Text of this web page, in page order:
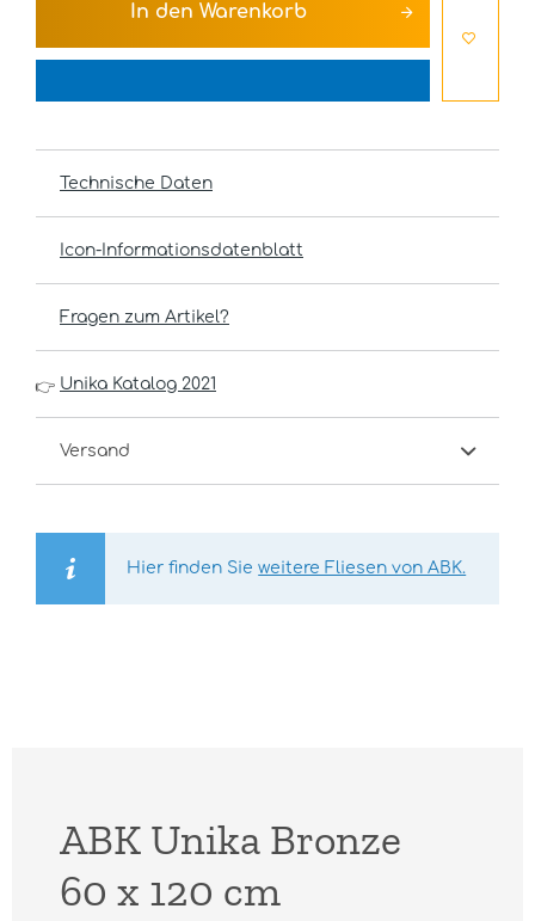
In den Warenkorb
Technische Daten
Icon-Informationsdatenblatt
Fragen zum Artikel?
👉 Unika Katalog 2021
Versand
Hier finden Sieweitere Fliesen von ABK.
ABK Unika Bronze
60 x 120 cm